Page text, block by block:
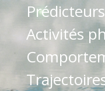
Activités